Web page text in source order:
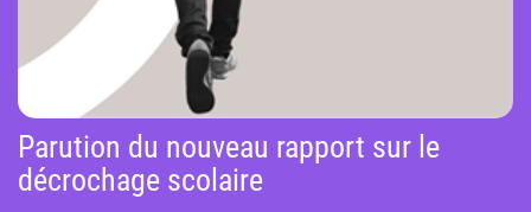
Parution du nouveau rapport sur le
décrochage scolaire